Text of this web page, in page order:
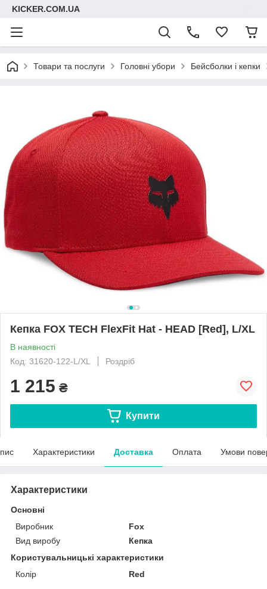
KICKER.COM.UA
Товари та послуги Головні убори Бейсболки і кепки
Кепка FOX TECH FlexFit Hat - HEAD [Red], L/XL
В наявності
Код: 31620-122-L/XL
Роздріб
1 215 ₴
Купити
Характеристики Доставка Оплата Умови
Характеристики
Основні
Виробник
Fox
Вид виробу
Кепка
Користувальницькі характеристики
Колір
Red